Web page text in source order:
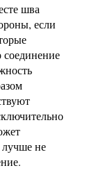
шва
если
соединение
не